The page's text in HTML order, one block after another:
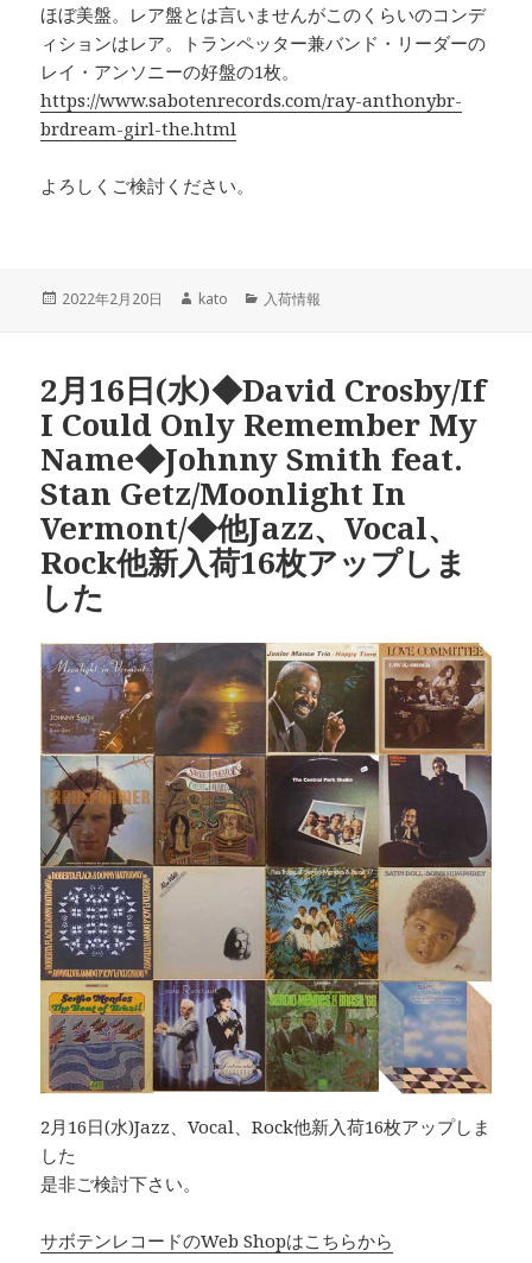
ほぼ美盤。レア盤とは言いませんがこのくらいのコンデ
ィションはレア。トランペッター兼バンド・リーダーの
レイ・アンソニーの好盤の1枚。
https://www.sabotenrecords.com/ray-anthonybr-
brdream-girl-the.html
よろしくご検討ください。
投
2022年2月20日
作
kato
カ
ー
入荷情報
2月16日(水)◆David Crosby/If
I Could Only Remember My
Name◆Johnny Smith feat.
Stan Getz/Moonlight In
Vermont/◆他Jazz、Vocal、
Rock他新入荷16枚アップしま
した
2月16日(水)Jazz、Vocal、Rock他新入荷16枚アップしま
した
是非ご検討下さい。
サボテンレコードのWeb Shopはこちらから